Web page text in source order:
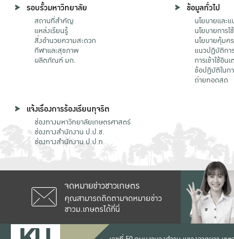
รอบรั้วมหาวิทยาลัย
สถานที่สำคัญ
แหล่งเรียนรู้
สิ่งอำนวยความสะดวก
กีฬาและสุขภาพ
ผลิตภัณฑ์ มก.
ข้อมูลทั่วไป
นโยบายและ
นโยบายการ
นโยบายคุ้มค
แนวปฏิบัติก
การเข้าใช้อิน
ข้อปฏิบัติในก
ถ่ายทอดสด
แจ้งเรื่องการร้องเรียนทุจริต
ช่องทางมหาวิทยาลัยเกษตรศาสตร์
ช่องทางสำนักงาน ป.ป.ช.
ช่องทางสำนักงาน ป.ป.ท.
จดหมายข่าวชาวเกษตร
คุณสามารถติดตามจดหมายข่าว
ชาวม.เกษตรได้ที่นี่